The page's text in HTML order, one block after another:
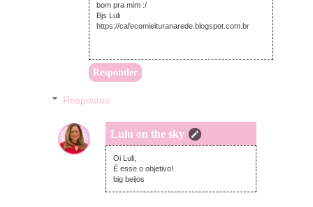
bom pra mim :/
Bjs Luli
https://cafecomleituranarede.blogspot.com.br
Responder
Respostas
Lulu on the sky
sexta-feira, novembro 25, 2016
Oi Luli,
É esse o objetivo!
big beijos